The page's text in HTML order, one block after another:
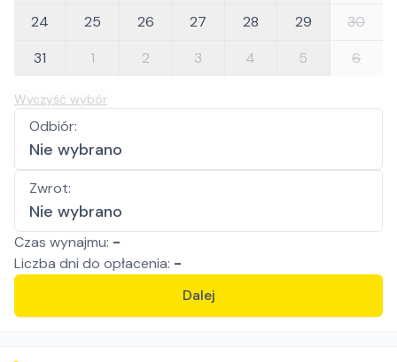
24
25 26 27 28 29
30
31
1 2 3 4 5 6
Wyczyść wybór
Odbiór:
Nie wybrano
Zwrot:
Nie wybrano
Czas wynajmu: -
Liczba dni do opłacenia: -
Dalej